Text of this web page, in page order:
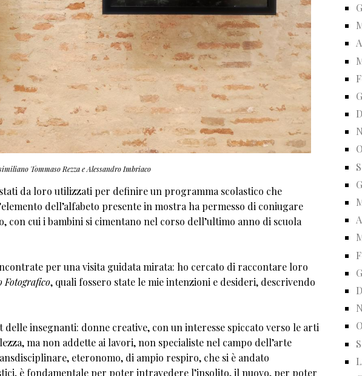
Tommaso Rezza e Alessandro Imbriaco
da loro utilizzati per definire un programma scolastico che
dell’alfabeto presente in mostra ha permesso di coniugare
cui i bambini si cimentano nel corso dell’ultimo anno di scuola
per una visita guidata mirata: ho cercato di raccontare loro
Fotografico, quali fossero state le mie intenzioni e desideri, descrivendo
insegnanti: donne creative, con un interesse spiccato verso le arti
ma non addette ai lavori, non specialiste nel campo dell’arte
eteronomo, di ampio respiro, che si è andato
è fondamentale per poter intravedere l’insolito, il nuovo, per poter